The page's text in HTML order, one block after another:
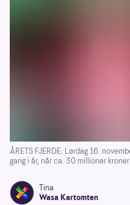
ÅRETS FJERDE: Lørdag 16.
gang i år, når ca. 30 millioner
Tina
Wasa Kartomten